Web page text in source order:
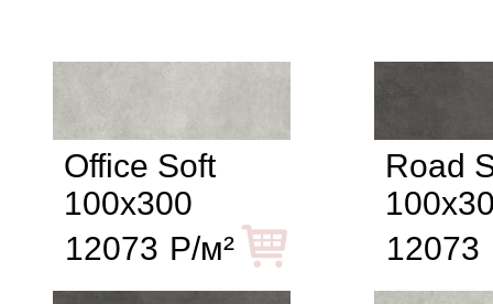
Office Soft
100x300
12073 Р/м²
Road
12073